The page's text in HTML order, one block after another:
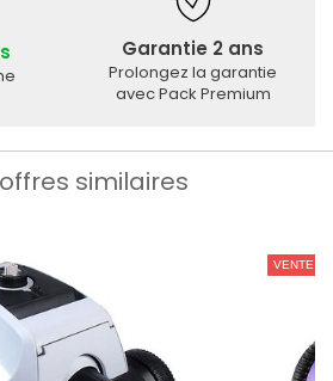
Garantie 2 ans
Prolongez la garantie
avec Pack Premium
similaires
VENTE